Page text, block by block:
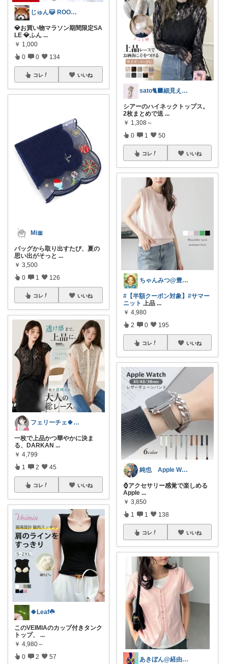
じゅん😺 ROOM💖🎵
💎お買い物マラソン期間限定SA
LE 💎ふん ...
￥ 1,000
0 0 134
コレ いいね
Mi🎀
バッグから取り出すたび、夏の
思い出がそっと ...
￥ 3,500
0 1 126
コレ いいね
フェリーチェ🍀いいね購入ありがとう🌸
一枚で上品かつ華やかに決ま
る、DARKAN ...
￥ 4,799
1 2 45
コレ いいね
🍀Leaf☘️
このVEIMIAのカップ付きタンク
トップ、
...
￥ 4,980～
0 2 57
sato🐈‍⬛細見え×淡色コーデ
シアーのハイネックトップス。
2枚まとめで送 ...
￥ 1,308～
0 1 50
コレ いいね
ちゃんみつ@豊かな日常
#【半額クーポン対象】 #サマー
ニット 上品 ...
￥ 4,980
2 0 195
コレ いいね
純也 Apple Watch関連紹介
⌚️アクセサリー感覚で楽しめる
Apple ...
￥ 3,850
1 1 138
コレ いいね
あきぼん@経由購入ありがとうございます